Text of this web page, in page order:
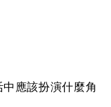
應該扮演什麼角